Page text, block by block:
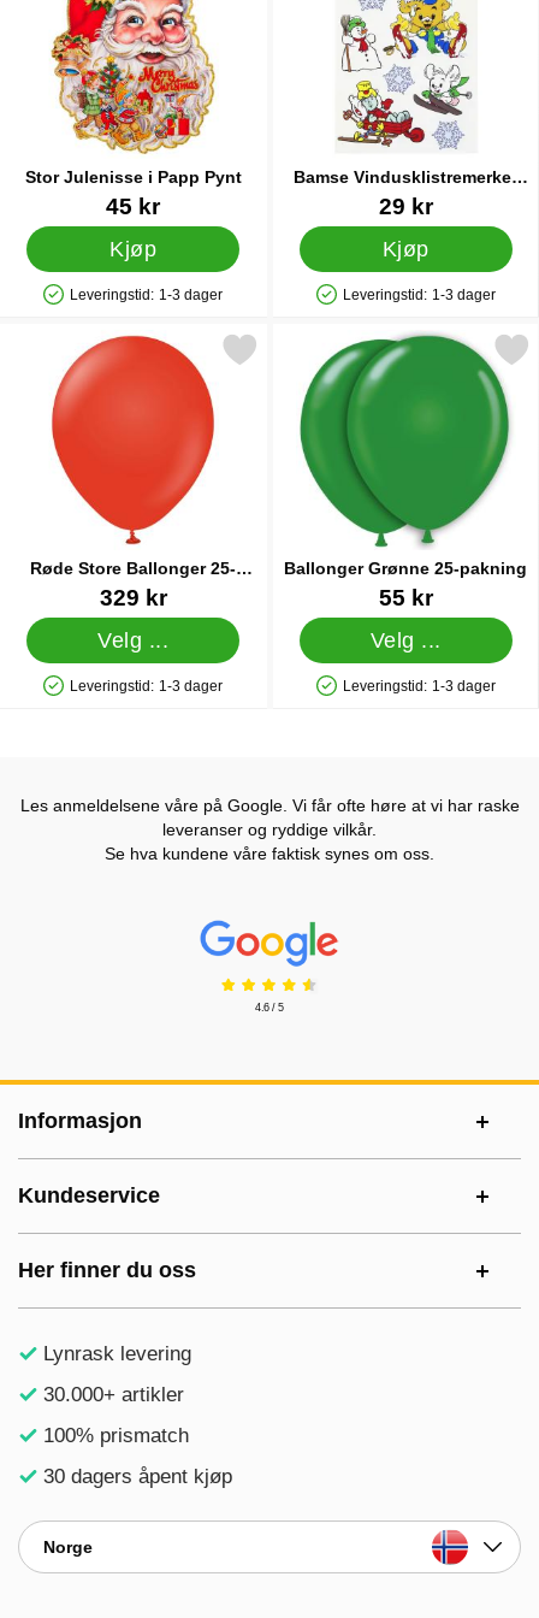
Stor Julenisse i Papp Pynt
Varenummer 24383
45 kr
Kjøp
Produkttilgjengelighet: På lager
Leveringstid: 1-3 dager
Bamse Vindusklistremerker
Vinter
Varenummer 40049
29 kr
Kjøp
Produkttilgjengelighet: På lager
Leveringstid: 1-3 dager
Røde Store Ballonger 25-
pakning
Varenummer 37709
329 kr
Velg ...
Produkttilgjengelighet: På lager
Leveringstid: 1-3 dager
Merk røde Store Ballonger 25-pakning som favoritt
Ballonger Grønne 25-pakning
Varenummer 1435
55 kr
Velg ...
Produkttilgjengelighet: På lager
Leveringstid: 1-3 dager
Merk ballonger Grønne
Les anmeldelsene våre på Google. Vi får ofte høre at vi har raske
leveranser og ryddige vilkår.
Se hva kundene våre faktisk synes om oss.
Prisjakt Vurdering: 4.6 Stjerne
4.6 / 5
Informasjon
Kundeservice
Her finner du oss
Lynrask levering
30.000+ artikler
100% prismatch
30 dagers åpent kjøp
Norge